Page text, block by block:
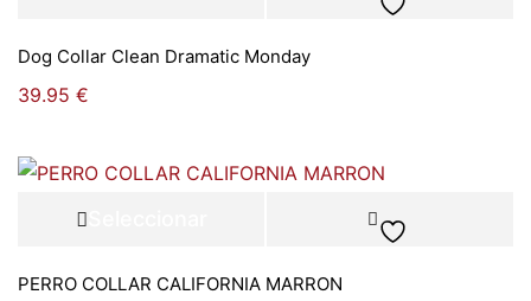
Dog Collar Clean Dramatic Monday
39.95 €
opciones
PERRO COLLAR CALIFORNIA MARRON
opciones